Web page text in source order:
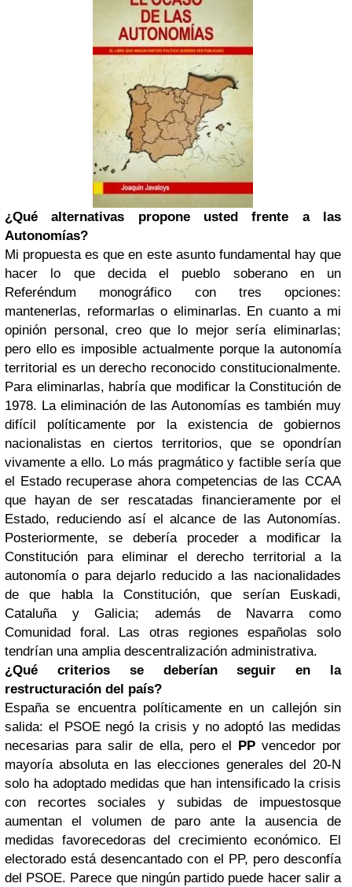
¿Qué alternativas propone usted frente a las
Autonomías?
Mi propuesta es que en este asunto fundamental hay que
hacer lo que decida el pueblo soberano en un
Referéndum monográfico con tres opciones:
mantenerlas, reformarlas o eliminarlas. En cuanto a mi
opinión personal, creo que lo mejor sería eliminarlas;
pero ello es imposible actualmente porque la autonomía
territorial es un derecho reconocido constitucionalmente.
Para eliminarlas, habría que modificar la Constitución de
1978. La eliminación de las Autonomías es también muy
difícil políticamente por la existencia de gobiernos
nacionalistas en ciertos territorios, que se opondrían
vivamente a ello. Lo más pragmático y factible sería que
el Estado recuperase ahora competencias de las CCAA
que hayan de ser rescatadas financieramente por el
Estado, reduciendo así el alcance de las Autonomías.
Posteriormente, se debería proceder a modificar la
Constitución para eliminar el derecho territorial a la
autonomía o para dejarlo reducido a las nacionalidades
de que habla la Constitución, que serían Euskadi,
Cataluña y Galicia; además de Navarra como
Comunidad foral. Las otras regiones españolas solo
tendrían una amplia descentralización administrativa.
¿Qué criterios se deberían seguir en la
restructuración del país?
España se encuentra políticamente en un callejón sin
salida: el PSOE negó la crisis y no adoptó las medidas
necesarias para salir de ella, pero el PP vencedor por
mayoría absoluta en las elecciones generales del 20-N
solo ha adoptado medidas que han intensificado la crisis
con recortes sociales y subidas de impuestosque
aumentan el volumen de paro ante la ausencia de
medidas favorecedoras del crecimiento económico. El
electorado está desencantado con el PP, pero desconfía
del PSOE. Parece que ningún partido puede hacer salir a